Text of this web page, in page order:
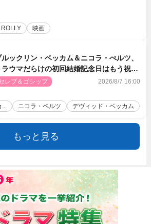
ROLLY 映画
ックリン・ベッカム＆ニコラ・ぺルツ、
ラウマだらけの初回結婚記念日はもう祝わ
レブ＆ゴシップ 2026/8/7 16:00
ニコラ・ペルツ デヴィッド・ベッカム
もっと見る